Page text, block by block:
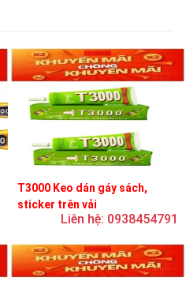
T3000 Keo dán gáy sách,
sticker trên vải
Liên hệ: 0938454791